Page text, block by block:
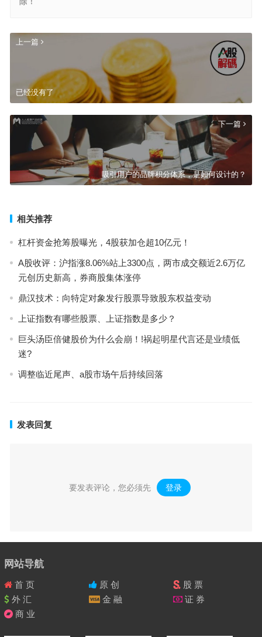
上一篇
已经没有了
下一篇
吸引用户的品牌积分体系，是如何设计的？
相关推荐
杠杆资金抢筹股曝光，4股获加仓超10亿元！
A股收评：沪指涨8.06%站上3300点，两市成交额近2.6万亿
元创历史新高，券商股集体涨停
鼎汉技术：向特定对象发行股票导致股东权益变动
上证指数有哪些股票、上证指数是多少？
巨头汤臣倍健股价为什么会崩！!祸起明星代言还是业绩低
迷?
调整临近尾声、a股市场午后持续回落
发表回复
要发表评论，您必须先 登录 。
网站导航
首 页 原 创
股 票
外 汇
金 融
证 券
商 业